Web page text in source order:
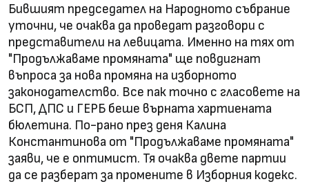
Бившият председател на Народното събрание
уточни, че очаква да проведат разговори с
представители на левицата. Именно на тях от
"Продължаваме промяната" ще повдигнат
въпроса за нова промяна на изборното
законодателство. Все пак точно с гласовете на
БСП, ДПС и ГЕРБ беше върната хартиената
бюлетина. По-рано през деня Калина
Константинова от "Продължаваме промяната"
заяви, че е оптимист. Тя очаква двете партии
да се разберат за промените в Изборния кодекс.